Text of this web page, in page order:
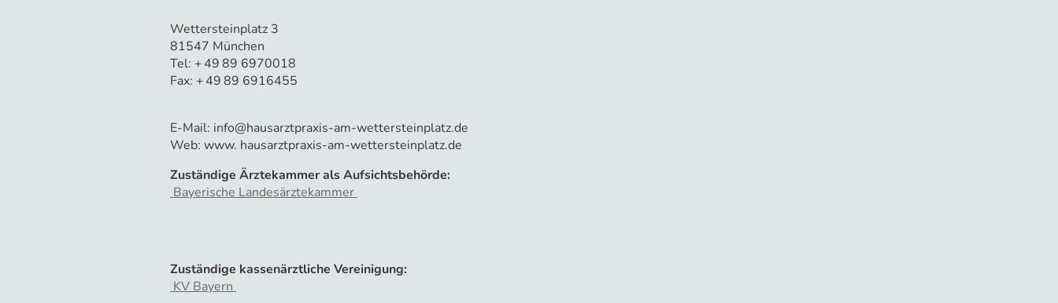
Wettersteinplatz 3
81547 München
Tel: + 49 89 6970018
Fax: + 49 89 6916455
E-Mail: info@hausarztpraxis-am-wettersteinplatz.de
Web: www. hausarztpraxis-am-wettersteinplatz.de
Zuständige Ärztekammer als Aufsichtsbehörde:
Bayerische Landesärztekammer
Zuständige kassenärztliche Vereinigung:
KV Bayern